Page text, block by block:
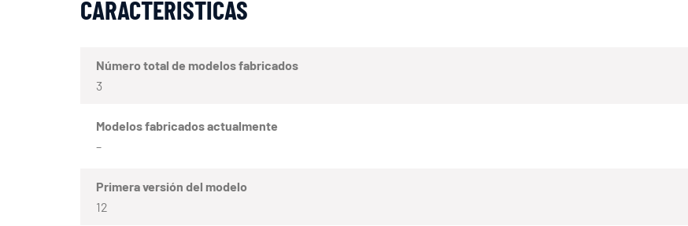
CARACTERÍSTICAS
Número total de modelos fabricados
3
Modelos fabricados actualmente
–
Primera versión del modelo
12